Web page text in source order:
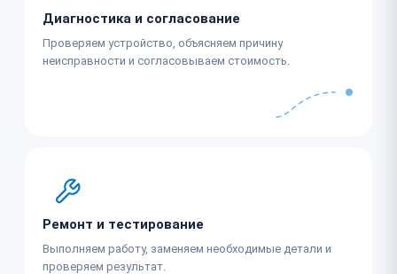
Диагностика и согласование
Проверяем устройство, объясняем причину
неисправности и согласовываем стоимость.
Ремонт и тестирование
Выполняем работу, заменяем необходимые детали и
проверяем результат.